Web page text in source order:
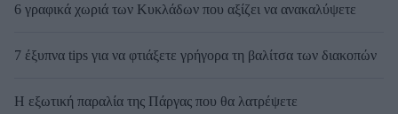
6 γραφικά χωριά των Κυκλάδων που αξίζει να ανακαλύψετε
7 έξυπνα tips για να φτιάξετε γρήγορα τη βαλίτσα των διακοπών
Η εξωτική παραλία της Πάργας που θα λατρέψετε